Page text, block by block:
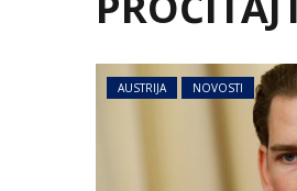
AUSTRIJA NOVOSTI